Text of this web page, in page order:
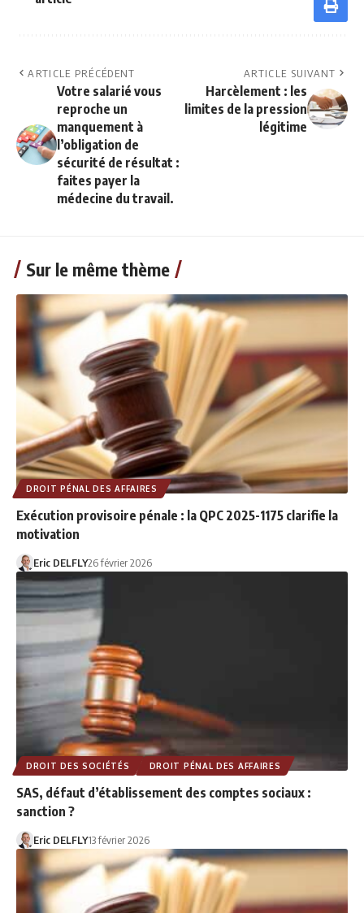
ARTICLE PRÉCÉDENT
Votre salarié vous
reproche un
manquement à
l’obligation de
sécurité de résultat :
faites payer la
médecine du travail.
ARTICLE SUIVANT
Harcèlement : les
limites de la pression
légitime
Sur le même thème
DROIT PÉNAL DES AFFAIRES
Exécution provisoire pénale : la QPC 2025-1175 clarifie la
motivation
Eric DELFLY26 février 2026
DROIT DES SOCIÉTÉS DROIT PÉNAL DES AFFAIRES
SAS, défaut d’établissement des comptes sociaux :
sanction ?
Eric DELFLY13 février 2026